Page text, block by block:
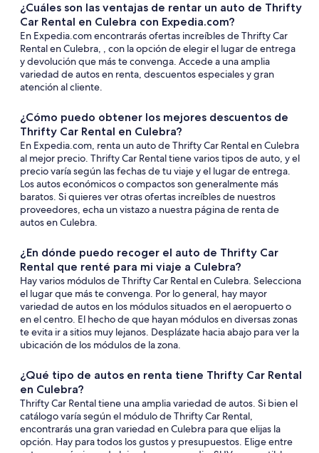
¿Cuáles son las ventajas de rentar un auto de Thrifty
Car Rental en Culebra con Expedia.com?
En Expedia.com encontrarás ofertas increíbles de Thrifty Car
Rental en Culebra, , con la opción de elegir el lugar de entrega
y devolución que más te convenga. Accede a una amplia
variedad de autos en renta, descuentos especiales y gran
atención al cliente.
¿Cómo puedo obtener los mejores descuentos de
Thrifty Car Rental en Culebra?
En Expedia.com, renta un auto de Thrifty Car Rental en Culebra
al mejor precio. Thrifty Car Rental tiene varios tipos de auto, y el
precio varía según las fechas de tu viaje y el lugar de entrega.
Los autos económicos o compactos son generalmente más
baratos. Si quieres ver otras ofertas increíbles de nuestros
proveedores, echa un vistazo a nuestra página de renta de
autos en Culebra.
¿En dónde puedo recoger el auto de Thrifty Car
Rental que renté para mi viaje a Culebra?
Hay varios módulos de Thrifty Car Rental en Culebra. Selecciona
el lugar que más te convenga. Por lo general, hay mayor
variedad de autos en los módulos situados en el aeropuerto o
en el centro. El hecho de que hayan módulos en diversas zonas
te evita ir a sitios muy lejanos. Desplázate hacia abajo para ver la
ubicación de los módulos de la zona.
¿Qué tipo de autos en renta tiene Thrifty Car Rental
en Culebra?
Thrifty Car Rental tiene una amplia variedad de autos. Si bien el
catálogo varía según el módulo de Thrifty Car Rental,
encontrarás una gran variedad en Culebra para que elijas la
opción. Hay para todos los gustos y presupuestos. Elige entre